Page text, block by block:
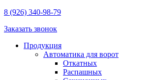
8 (926) 340-98-79
Заказать звонок
Продукция
Автоматика для ворот
Откатных
Распашных